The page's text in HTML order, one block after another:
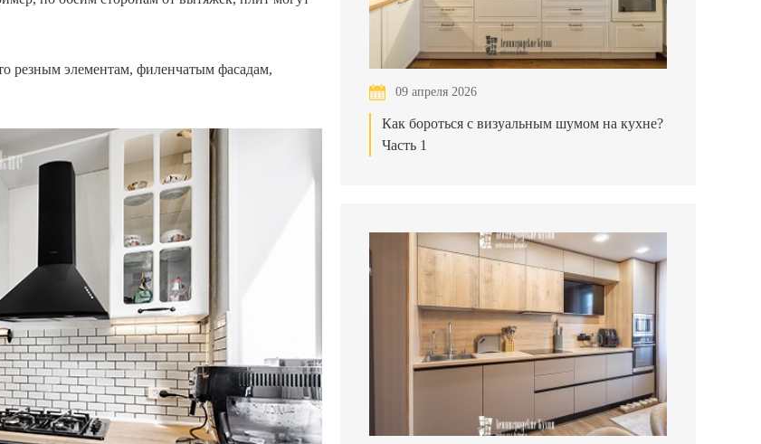
резным элементам, филенчатым фасадам,
09 апреля 2026
Как бороться с визуальным шумом на кухне?
Часть 1